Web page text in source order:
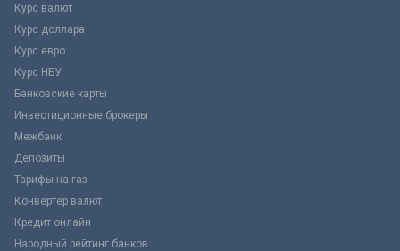
Курс валют
Курс доллара
Курс евро
Курс НБУ
Банковские карты
Инвестиционные брокеры
Межбанк
Депозиты
Тарифы на газ
Конвертер валют
Кредит онлайн
Народный рейтинг банков